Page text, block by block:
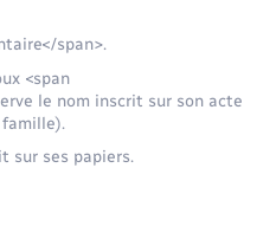
span>.
<span
le nom inscrit sur son acte
famille).
sur ses papiers.